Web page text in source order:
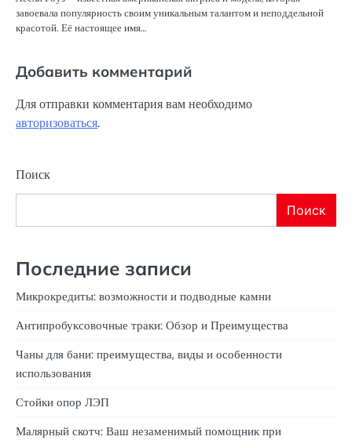
завоевала популярность своим уникальным талантом и неподдельной
красотой. Её настоящее имя…
Добавить комментарий
Для отправки комментария вам необходимо
авторизоваться.
Поиск
Поиск
Последние записи
Микрокредиты: возможности и подводные камни
Антипробуксовочные траки: Обзор и Преимущества
Чаны для бани: преимущества, виды и особенности
использования
Стойки опор ЛЭП
Малярный скотч: Ваш незаменимый помощник при